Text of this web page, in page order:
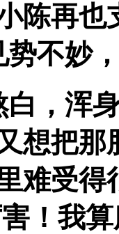
陈再
势不妙
，浑身
想把
难受
！我